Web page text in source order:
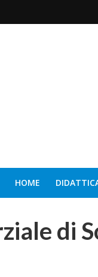
HOME
di